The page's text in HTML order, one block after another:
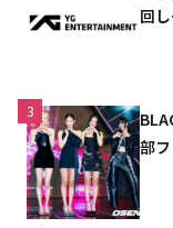
回
3
部